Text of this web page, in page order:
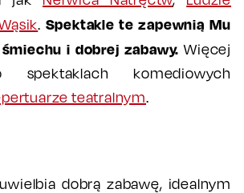
. Spektakle te zapewnią Mu
i dobrej zabawy. Więcej
komediowych
teatralnym.
dobrą zabawę, idealnym